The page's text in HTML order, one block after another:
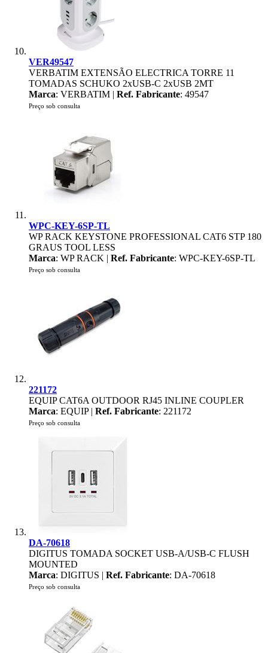
VER49547
VERBATIM EXTENSÃO ELECTRICA TORRE 11
TOMADAS SCHUKO 2xUSB-C 2xUSB 2MT
Marca: VERBATIM | Ref. Fabricante: 49547
Preço sob consulta
WPC-KEY-6SP-TL
WP RACK KEYSTONE PROFESSIONAL CAT6 STP 180
GRAUS TOOL LESS
Marca: WP RACK | Ref. Fabricante: WPC-KEY-6SP-TL
Preço sob consulta
221172
EQUIP CAT6A OUTDOOR RJ45 INLINE COUPLER
Marca: EQUIP | Ref. Fabricante: 221172
Preço sob consulta
DA-70618
DIGITUS TOMADA SOCKET USB-A/USB-C FLUSH
MOUNTED
Marca: DIGITUS | Ref. Fabricante: DA-70618
Preço sob consulta